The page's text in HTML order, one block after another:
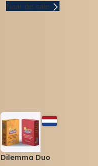
Naar de sale
Dilemma Duo